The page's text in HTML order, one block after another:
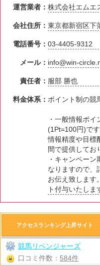
運営業者：株式会社エムエ
会社住所：東京都新宿区下
電話番号：03-4405-9312
メール： info@win-
責任者： 服部 勝也
料金体系： ポイント制の競
・一般情報ポ
(1Pt=100円)です
情報精度や目標
間で提供してお
・キャンペー
なりますので、
お伝え致します
ト付与いたしま
アクセスランキング上昇サイト
競馬リベンジャーズ
口コミ件数： 584件